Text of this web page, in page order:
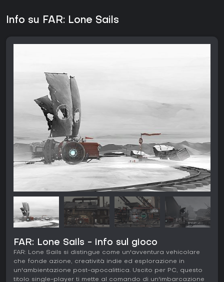
Info su FAR: Lone Sails
FAR: Lone Sails - info sul gioco
FAR: Lone Sails si distingue come un'avventura vehicolare
che fonde azione, creatività indie ed esplorazione in
un'ambientazione post-apocalittica. Uscito per PC, questo
titolo single-player ti mette al comando di un'imbarcazione